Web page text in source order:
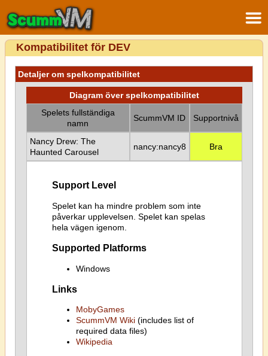
Kompatibilitet för DEV
Detaljer om spelkompatibilitet
Diagram över spelkompatibilitet
Spelets fullständiga
namn
ScummVM ID Supportnivå
Nancy Drew: The
Haunted Carousel
nancy:nancy8 Bra
Support Level
Spelet kan ha mindre problem som inte
påverkar upplevelsen. Spelet kan spelas
hela vägen igenom.
Supported Platforms
Windows
Links
MobyGames
ScummVM Wiki(includes list of
required data files)
Wikipedia